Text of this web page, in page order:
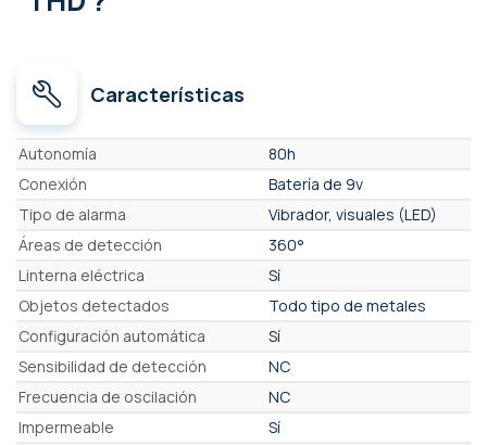
Características
Características
Autonomía
80h
Conexión
Batería de 9v
Tipo de alarma
Vibrador, visuales (LED)
Áreas de detección
360°
Linterna eléctrica
Sí
Objetos detectados
Todo tipo de metales
Configuración automática
Sí
Sensibilidad de detección
NC
Frecuencia de oscilación
NC
Impermeable
Sí